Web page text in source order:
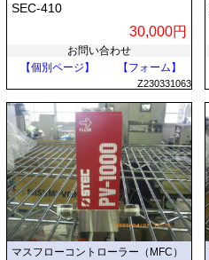
SEC-410
30,000円
お問い合わせ
【個別ページ】
【フォーム】
Z230331063
マスフローコントローラー（MFC）